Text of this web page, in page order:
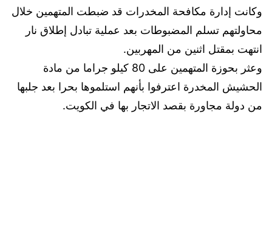
وكانت إدارة مكافحة المخدرات قد ضبطت المتهمين خلال
محاولتهم تسلم المضبوطات بعد عملية تبادل إطلاق نار
انتهت بمقتل اثنين من المهربين.
وعثر بحوزة المتهمين على 80 كيلو جراما من مادة
الحشيش المخدرة اعترفوا بأنهم استلموها بحرا بعد جلبها
من دولة مجاورة بقصد الاتجار بها في الكويت.